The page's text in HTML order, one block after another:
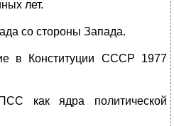
лет.
со стороны Запада.
в Конституции СССР 1977
как ядра политической